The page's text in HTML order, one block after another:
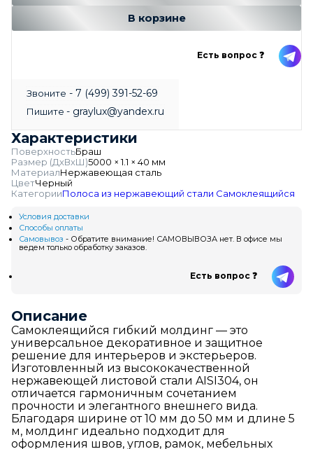
В корзине
Есть вопрос ❓
Звоните - 7 (499) 391-52-69
Пишите - graylux@yandex.ru
Характеристики
ПоверхностьБраш
Размер (ДхВхШ)5000 × 1.1 × 40 мм
МатериалНержавеющая сталь
ЦветЧерный
КатегорииПолоса из нержавеющий стали Самоклеящийся
Условия доставки
Способы оплаты
Самовывоз - Обратите внимание! САМОВЫВОЗА нет. В офисе мы
ведем только обработку заказов.
Есть вопрос ❓
Описание
Самоклеящийся гибкий молдинг — это
универсальное декоративное и защитное
решение для интерьеров и экстерьеров.
Изготовленный из высококачественной
нержавеющей листовой стали AISI304, он
отличается гармоничным сочетанием
прочности и элегантного внешнего вида.
Благодаря ширине от 10 мм до 50 мм и длине 5
м, молдинг идеально подходит для
оформления швов, углов, рамок, мебельных